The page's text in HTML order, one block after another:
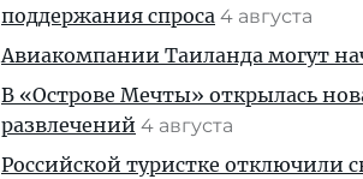
поддержания спроса 4 августа
Авиакомпании Таиланда могут
В «Острове Мечты» открылась
развлечений 4 августа
Российской туристке отключили